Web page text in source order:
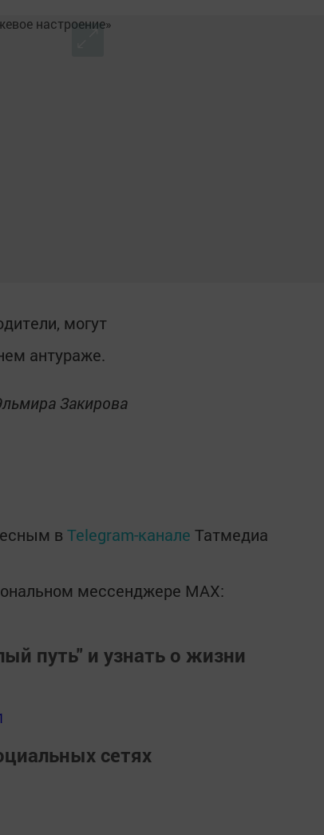
могут
антураже.
Закирова
в Telegram-канале Татмедиа
мессенджере MАХ:
путь" и узнать о жизни
сетях